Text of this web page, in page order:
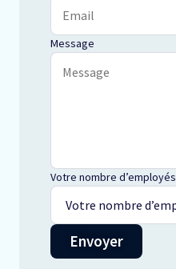
Message
Votre nombre d’employés
Envoyer